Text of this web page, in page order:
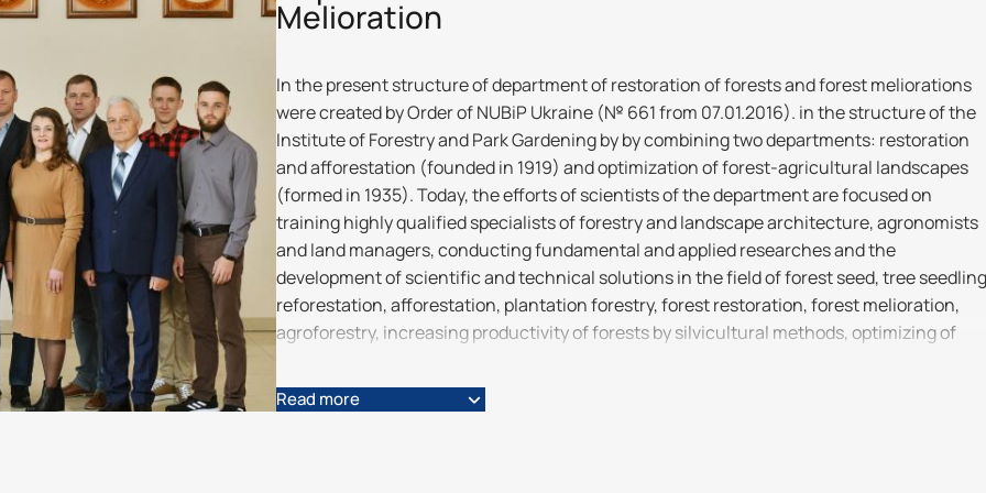
Melioration
In the present structure of department of restoration of forests and forest meliorations
were created by Order of NUBiP Ukraine (№ 661 from 07.01.2016). in the structure of the
Institute of Forestry and Park Gardening by by combining two departments: restoration
and afforestation (founded in 1919) and optimization of forest-agricultural landscapes
(formed in 1935). Today, the efforts of scientists of the department are focused on
training highly qualified specialists of forestry and landscape architecture, agronomists
and land managers, conducting fundamental and applied researches and the
development of scientific and technical solutions in the field of forest seed, tree
reforestation, afforestation, plantation forestry, forest restoration, forest melioration,
agroforestry, increasing productivity of forests by silvicultural methods, optimizing of
Read more